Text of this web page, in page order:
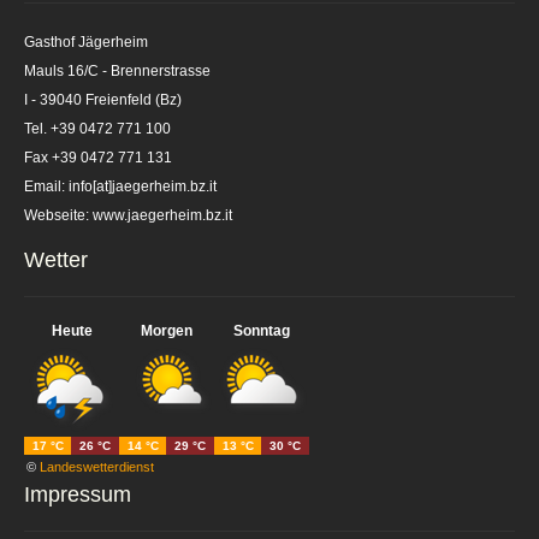
Gasthof Jägerheim
Mauls 16/C - Brennerstrasse
I - 39040 Freienfeld (Bz)
Tel. +39 0472 771 100
Fax +39 0472 771 131
Email: info[at]jaegerheim.bz.it
Webseite: www.jaegerheim.bz.it
Wetter
Heute Morgen Sonntag
© Landeswetterdienst
17 °C 26 °C 14 °C 29 °C 13 °C 30 °C
Impressum